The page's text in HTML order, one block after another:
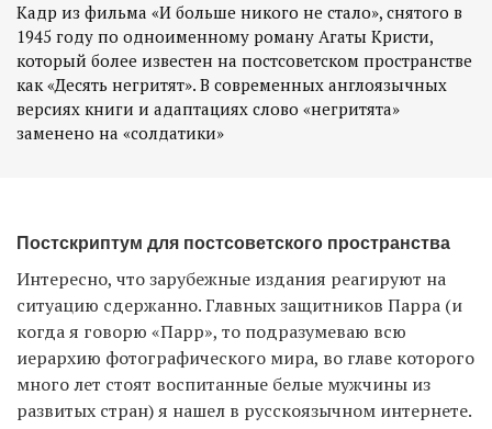
Кадр из фильма «И больше никого не стало», снятого в
1945 году по одноименному роману Агаты Кристи,
который более известен на постсоветском пространстве
как «Десять негритят». В современных англоязычных
версиях книги и адаптациях слово «негритята»
заменено на «солдатики»
Постскриптум для постсоветского пространства
Интересно, что зарубежные издания реагируют на
ситуацию сдержанно. Главных защитников Парра (и
когда я говорю «Парр», то подразумеваю всю
иерархию фотографического мира, во главе которого
много лет стоят воспитанные белые мужчины из
развитых стран) я нашел в русскоязычном интернете.